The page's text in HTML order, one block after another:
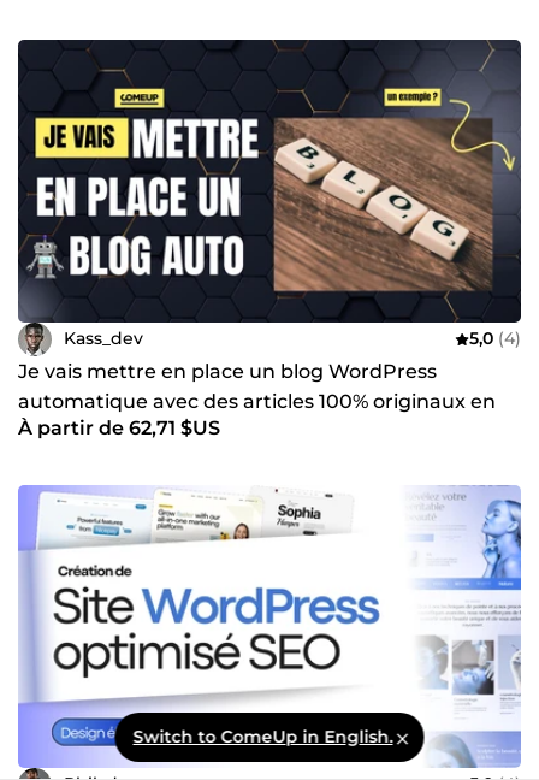
Kass_dev 5,0 (4)
Je vais mettre en place un blog WordPress
automatique avec des articles 100% originaux en
autopilote
À partir de 62,71 $US
Switch to ComeUp in English.